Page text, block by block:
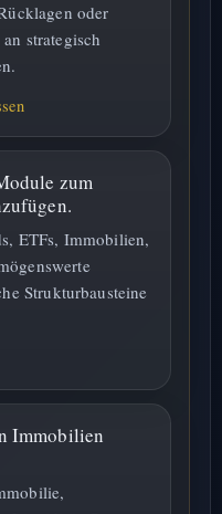
oder
strategisch
zum
ETFs, Immobilien,
Strukturbausteine
Immobilien